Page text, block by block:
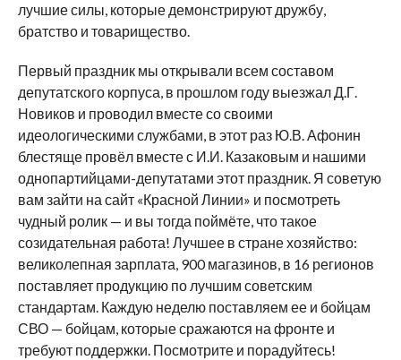
лучшие силы, которые демонстрируют дружбу,
братство и товарищество.
Первый праздник мы открывали всем составом
депутатского корпуса, в прошлом году выезжал Д.Г.
Новиков и проводил вместе со своими
идеологическими службами, в этот раз Ю.В. Афонин
блестяще провёл вместе с И.И. Казаковым и нашими
однопартийцами-депутатами этот праздник. Я советую
вам зайти на сайт «Красной Линии» и посмотреть
чудный ролик — и вы тогда поймёте, что такое
созидательная работа! Лучшее в стране хозяйство:
великолепная зарплата, 900 магазинов, в 16 регионов
поставляет продукцию по лучшим советским
стандартам. Каждую неделю поставляем ее и бойцам
СВО — бойцам, которые сражаются на фронте и
требуют поддержки. Посмотрите и порадуйтесь!